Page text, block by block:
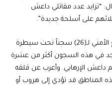
“تزايد عدد مقاتلي داعش
على أسلحة جديدة”.
واكد، أن “العراق يراقب بدقة الوضع الأمني لـ(26) سجناً تحت سيطرة
في هذه السجون أكثر من عشرة
الإرهابي. وأعرب عن قلقه
المناطق قد تؤدي إلى هروب أو